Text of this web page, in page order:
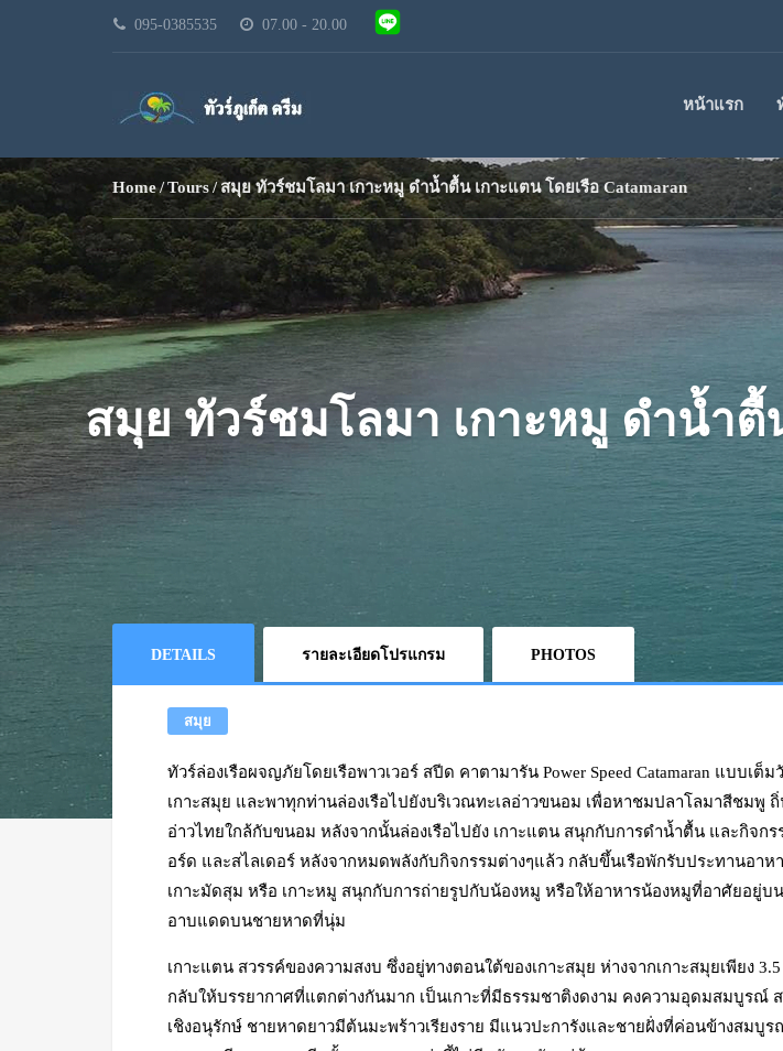
095-0385535 07.00 - 20.00
หน้าแรก
Home Tours สมุย ทัวร์ชมโลมา เกาะหมู ดำน้ำตื้น เกาะแตน โดยเรือ Catamaran
สมุย ทัวร์ชมโลมา เกาะหมู ดำน้ำตื้
DETAILS รายละเอียดโปรแกรม PHOTOS
สมุย
ทัวร์ล่องเรือผจญภัยโดยเรือพาวเวอร์ สปีด คาตามารัน Power Speed Catamaran แบบเต็ม
เกาะสมุย และพาทุกท่านล่องเรือไปยังบริเวณทะเลอ่าวขนอม เพื่อหาชมปลาโลมาสีชมพู
อ่าวไทยใกล้กับขนอม หลังจากนั้นล่องเรือไปยัง เกาะแตน สนุกกับการดำน้ำตื้น และกิจก
อร์ด และสไลเดอร์ หลังจากหมดพลังกับกิจกรรมต่างๆแล้ว กลับขึ้นเรือพักรับประทานอาห
เกาะมัดสุม หรือ เกาะหมู สนุกกับการถ่ายรูปกับน้องหมู หรือให้อาหารน้องหมูที่อาศัยอยู่บ
อาบแดดบนชายหาดที่นุ่ม
เกาะแตน สวรรค์ของความสงบ ซึ่งอยู่ทางตอนใต้ของเกาะสมุย ห่างจากเกาะสมุยเพียง
กลับให้บรรยากาศที่แตกต่างกันมาก เป็นเกาะที่มีธรรมชาติงดงาม คงความอุดมสมบูรณ์
เชิงอนุรักษ์ ชายหาดยาวมีต้นมะพร้าวเรียงราย มีแนวปะการังและชายฝั่งที่ค่อนข้างสมบู